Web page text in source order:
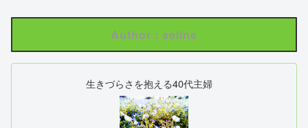
Author : seline
生きづらさを抱える40代主婦